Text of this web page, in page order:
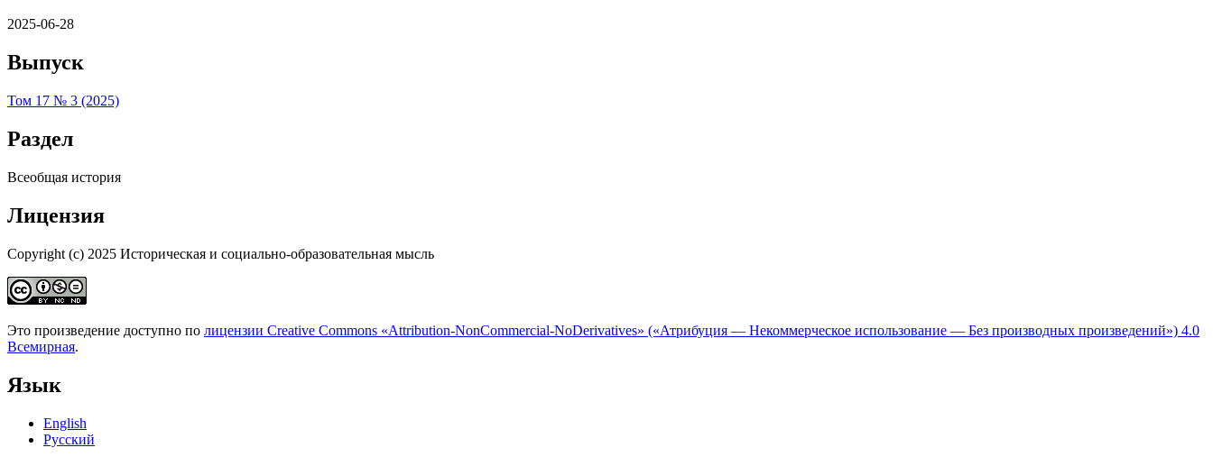
2025-06-28
Выпуск
Том 17 № 3 (2025)
Раздел
Всеобщая история
Лицензия
Copyright (c) 2025 Историческая и социально-образовательная мысль
Это произведение доступно по лицензии Creative Commons «Attribution-NonCommercial-NoDerivatives» («Атрибуция — Некоммерческое использование — Без производных произведений») 4.0
Всемирная.
Язык
English
Русский